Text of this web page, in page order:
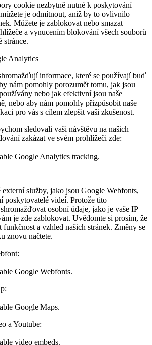
cookie nezbytně nutné k poskytování
je odmítnout, aniž by to ovlivnilo
Můžete je zablokovat nebo smazat
a vynucením blokování všech souborů
stránce.
Analytics
informace, které se používají buď
nám pomohly porozumět tomu, jak jsou
nebo jak efektivní jsou naše
nebo aby nám pomohly přizpůsobit naše
pro vás s cílem zlepšit vaši zkušenost.
sledovali vaši návštěvu na našich
zakázat ve svém prohlížeči zde:
Google Analytics tracking.
externí služby, jako jsou Google Webfonts,
poskytovatelé videí. Protože tito
osobní údaje, jako je vaše IP
je zde zablokovat. Uvědomte si prosím, že
funkčnost a vzhled našich stránek. Změny se
znovu načtete.
Google Webfonts.
Google Maps.
a Youtube:
video embeds.